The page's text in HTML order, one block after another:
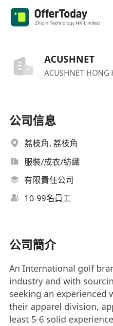
ACUSHNET
ACUSHNET HONG
公司信息
荔枝角, 荔枝角
服裝/成衣/紡織
有限責任公司
10-99名員工
公司簡介
An International golf
industry and with
seeking an experienced
their apparel division,
least 5-6 solid